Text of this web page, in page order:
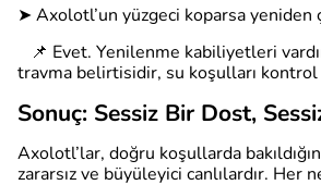
➤ Axolotl’un yüzgeci koparsa yeniden
📌 Evet. Yenilenme kabiliyetleri
travma belirtisidir, su koşulları
Sonuç: Sessiz Bir Dost,
Axolotl’lar, doğru koşullarda
zararsız ve büyüleyici canlılardır. Her